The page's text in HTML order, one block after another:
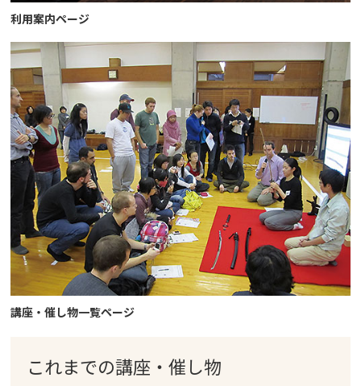
利用案内ページ
講座・催し物一覧ページ
これまでの講座・催し物